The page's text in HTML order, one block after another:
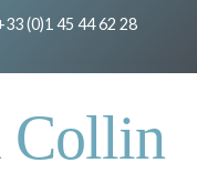
(0)1 45 44 62 28
Collin